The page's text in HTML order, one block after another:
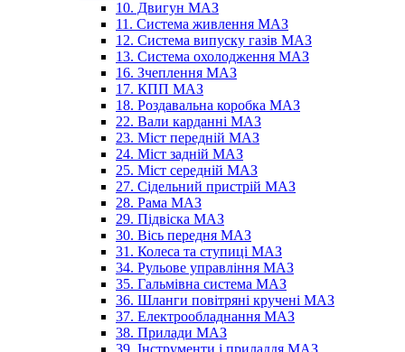
10. Двигун МАЗ
11. Система живлення МАЗ
12. Система випуску газів МАЗ
13. Система охолодження МАЗ
16. Зчеплення МАЗ
17. КПП МАЗ
18. Роздавальна коробка МАЗ
22. Вали карданні МАЗ
23. Міст передній МАЗ
24. Міст задній МАЗ
25. Міст середній МАЗ
27. Сідельний пристрій МАЗ
28. Рама МАЗ
29. Підвіска МАЗ
30. Вісь передня МАЗ
31. Колеса та ступиці МАЗ
34. Рульове управління МАЗ
35. Гальмівна система МАЗ
36. Шланги повітряні кручені МАЗ
37. Електрообладнання МАЗ
38. Прилади МАЗ
39. Інструменти і приладдя МАЗ